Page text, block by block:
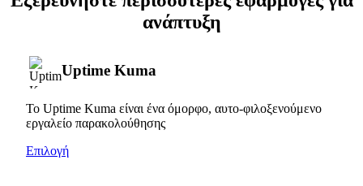
ανάπτυξη
Uptime Kuma
Το Uptime Kuma είναι ένα όμορφο, αυτο-φιλοξενούμενο
εργαλείο παρακολούθησης
Επιλογή